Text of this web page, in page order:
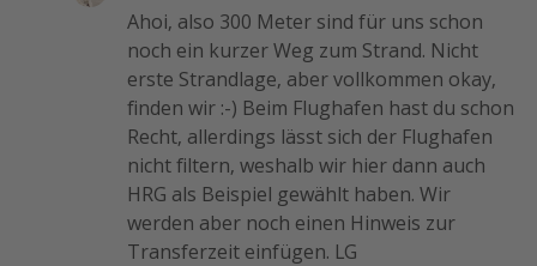
Ahoi, also 300 Meter sind für uns schon
noch ein kurzer Weg zum Strand. Nicht
erste Strandlage, aber vollkommen okay,
finden wir :-) Beim Flughafen hast du schon
Recht, allerdings lässt sich der Flughafen
nicht filtern, weshalb wir hier dann auch
HRG als Beispiel gewählt haben. Wir
werden aber noch einen Hinweis zur
Transferzeit einfügen. LG